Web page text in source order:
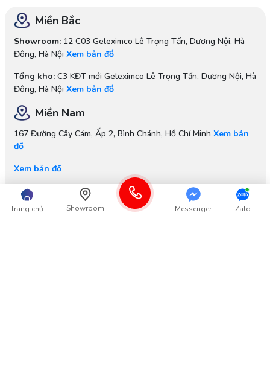
Miền Bắc
Showroom:12 C03 Geleximco Lê Trọng Tấn, Dương Nội, Hà
Đông, Hà Nội Xem bản đồ
Tổng kho:C3 KĐT mới Geleximco Lê Trọng Tấn, Dương Nội, Hà
Đông, Hà Nội Xem bản đồ
Miền Nam
167 Đường Cây Cám, Ấp 2, Bình Chánh, Hồ Chí Minh Xem bản
đồ
Xem bản đồ
Cụm Công Nghiệp:Long Xuyên, Phúc Thọ, Hà Nội Xem bản
Trang chủ Showroom Messenger Zalo